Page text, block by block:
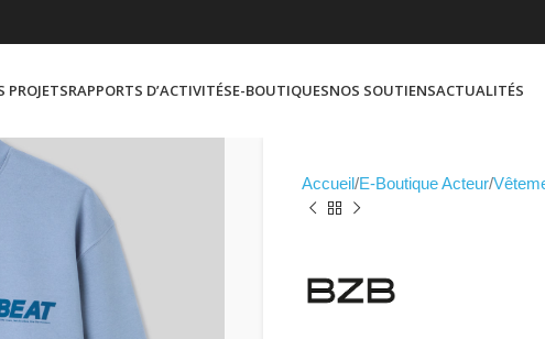
PROJETSRAPPORTS D’ACTIVITÉSE-BOUTIQUESNOS SOUTIENSACTUALITÉS
Accueil E-Boutique Acteur